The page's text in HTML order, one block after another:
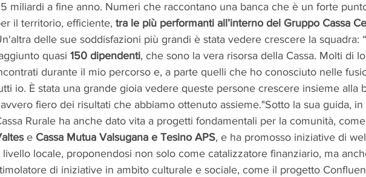
miliardi a fine anno. Numeri che raccontano una banca che è un forte
il territorio, efficiente, tra le più performanti all’interno del Gruppo Cassa
delle sue soddisfazioni più grandi è stata vedere crescere la squadra:
quasi 150 dipendenti, che sono la vera risorsa della Cassa. Molti di
durante il mio percorso e, a parte quelli che ho conosciuto nelle
io. È stata una grande gioia vedere queste persone crescere insieme alla
fiero dei risultati che abbiamo ottenuto assieme."Sotto la sua guida,
Rurale ha anche dato vita a progetti fondamentali per la comunità, come
e Cassa Mutua Valsugana e Tesino APS, e ha promosso iniziative di
livello locale, proponendosi non solo come catalizzatore finanziario, ma
di iniziative in ambito culturale e sociale, come il progetto